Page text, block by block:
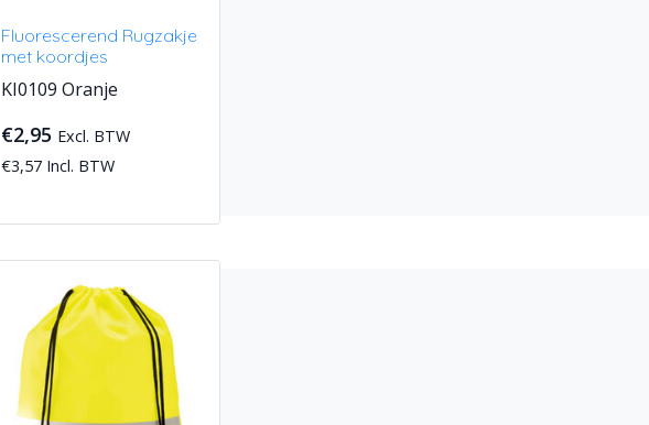
Fluorescerend Rugzakje
met koordjes
KI0109 Oranje
€2,95 Excl. BTW
€3,57 Incl. BTW